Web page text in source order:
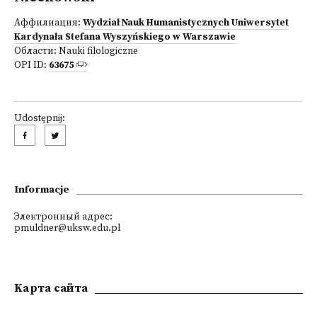
Аффилиация: Wydział Nauk Humanistycznych Uniwersytet
Kardynała Stefana Wyszyńskiego w Warszawie
Области: Nauki filologiczne
OPI ID: 63675
Udostępnij:
Informacje
Электронный адрес:
pmuldner@uksw.edu.pl
Kарта сайта